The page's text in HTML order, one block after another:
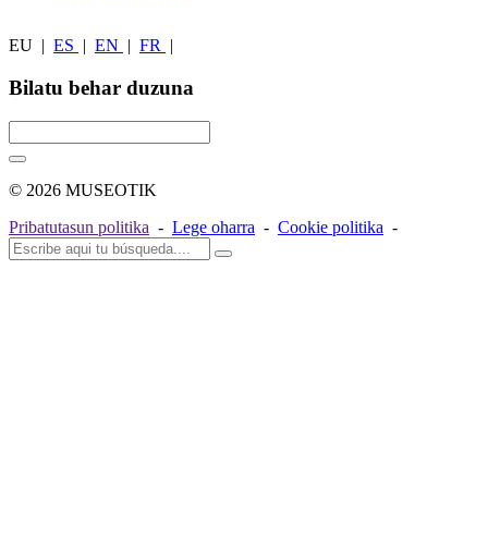
EU | ES | EN | FR |
Bilatu behar duzuna
© 2026 MUSEOTIK
Pribatutasun politika - Lege oharra - Cookie politika -